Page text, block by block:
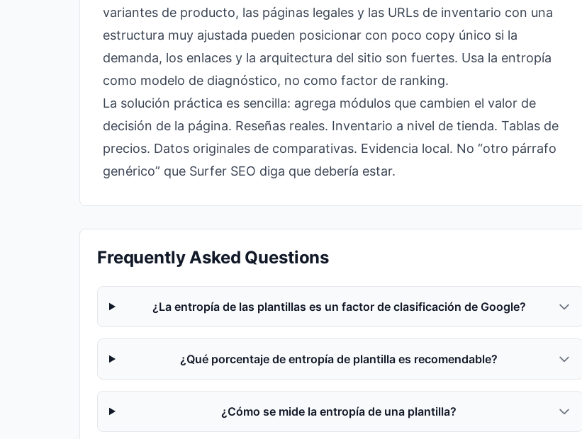
variantes de producto, las páginas legales y las URLs de inventario con una
estructura muy ajustada pueden posicionar con poco copy único si la
demanda, los enlaces y la arquitectura del sitio son fuertes. Usa la entropía
como modelo de diagnóstico, no como factor de ranking.
La solución práctica es sencilla: agrega módulos que cambien el valor de
decisión de la página. Reseñas reales. Inventario a nivel de tienda. Tablas de
precios. Datos originales de comparativas. Evidencia local. No “otro párrafo
genérico” que Surfer SEO diga que debería estar.
Frequently Asked Questions
¿La entropía de las plantillas es un factor de clasificación de Google?
¿Qué porcentaje de entropía de plantilla es recomendable?
¿Cómo se mide la entropía de una plantilla?